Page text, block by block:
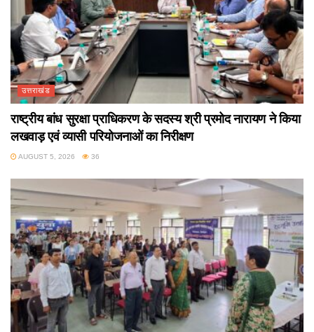
उत्तराखंड
राष्ट्रीय बांध सुरक्षा प्राधिकरण के सदस्य श्री प्रमोद नारायण ने किया
लखवाड़ एवं व्यासी परियोजनाओं का निरीक्षण
AUGUST 5, 2026 36